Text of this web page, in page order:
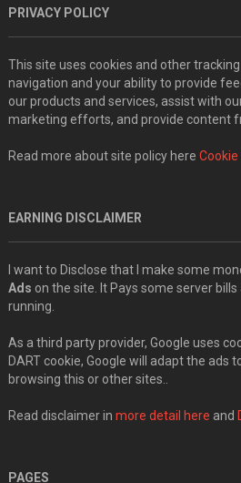
PRIVACY POLICY
This site uses cookies and other
navigation and your ability to provide
our products and services, assist with
marketing efforts, and provide content
Read more about site policy here Cookie
EARNING DISCLAIMER
I want to Disclose that I make some
Ads on the site. It Pays some server
running.
As a third party provider, Google uses
DART cookie, Google will adapt the ads
browsing this or other sites..
Read disclaimer in more detail here and
PAGES